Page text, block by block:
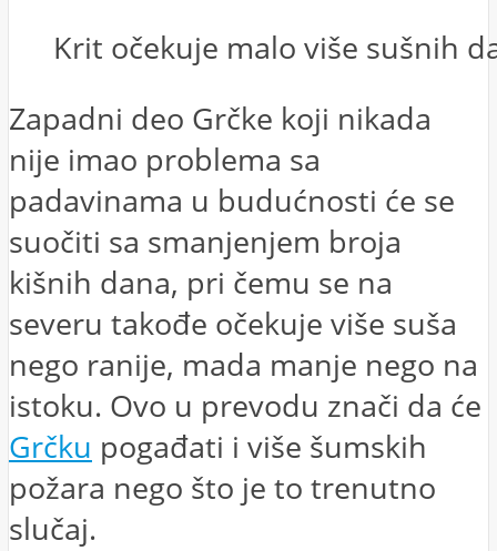
Krit očekuje malo više sušnih
Zapadni deo Grčke koji nikada
nije imao problema sa
padavinama u budućnosti će se
suočiti sa smanjenjem broja
kišnih dana, pri čemu se na
severu takođe očekuje više suša
nego ranije, mada manje nego na
istoku. Ovo u prevodu znači da će
Grčku pogađati i više šumskih
požara nego što je to trenutno
slučaj.